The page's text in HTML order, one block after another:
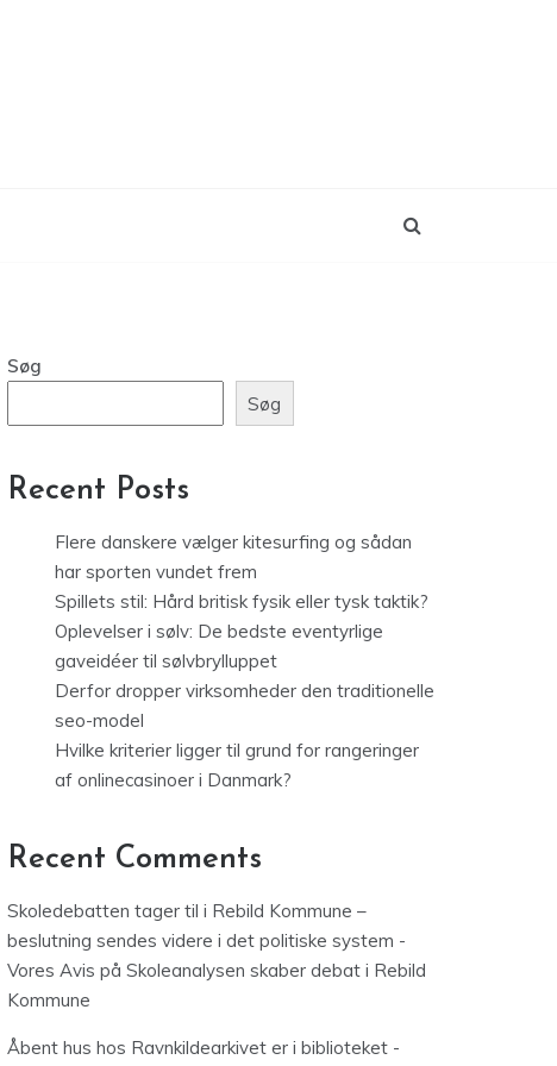
Søg
Søg
Recent Posts
Flere danskere vælger kitesurfing og sådan
har sporten vundet frem
Spillets stil: Hård britisk fysik eller tysk taktik?
Oplevelser i sølv: De bedste eventyrlige
gaveidéer til sølvbrylluppet
Derfor dropper virksomheder den traditionelle
seo-model
Hvilke kriterier ligger til grund for rangeringer
af onlinecasinoer i Danmark?
Recent Comments
Skoledebatten tager til i Rebild Kommune –
beslutning sendes videre i det politiske system -
Vores Avis på Skoleanalysen skaber debat i Rebild
Kommune
Åbent hus hos Ravnkildearkivet er i biblioteket -